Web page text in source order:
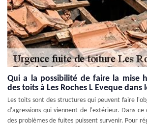
Qui a la possibilité de faire la mise
des toits à Les Roches L Eveque dans
Les toits sont des structures qui peuvent faire
d'agressions qui viennent de l'extérieur. Dans ce
des problèmes de fuites puissent survenir. Pour